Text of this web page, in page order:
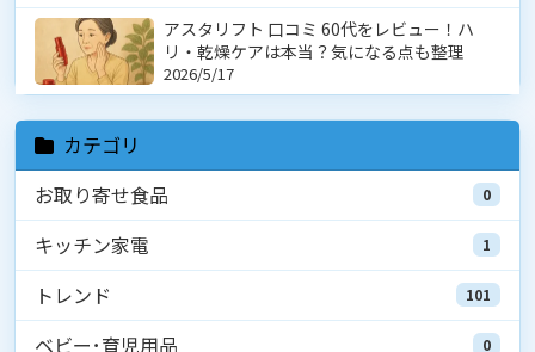
アスタリフト 口コミ 60代をレビュー！ハ
リ・乾燥ケアは本当？気になる点も整理
2026/5/17
カテゴリ
お取り寄せ食品
0
キッチン家電 1
トレンド 101
ベビー･育児用品 0